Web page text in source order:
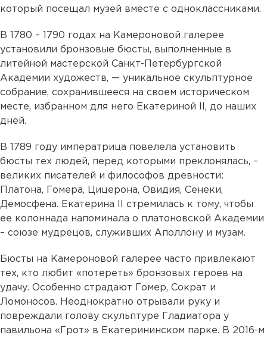
который посещал музей вместе с одноклассниками.
В 1780 – 1790 годах на Камероновой галерее
установили бронзовые бюсты, выполненные в
литейной мастерской Санкт-Петербургской
Академии художеств, — уникальное скульптурное
собрание, сохранившееся на своем историческом
месте, избранном для него Екатериной II, до наших
дней.
В 1789 году императрица повелела установить
бюсты тех людей, перед которыми преклонялась, –
великих писателей и философов древности:
Платона, Гомера, Цицерона, Овидия, Сенеки,
Демосфена. Екатерина II стремилась к тому, чтобы
ее колоннада напоминала о платоновской Академии
– союзе мудрецов, служивших Аполлону и музам.
Бюсты на Камероновой галерее часто привлекают
тех, кто любит «потереть» бронзовых героев на
удачу. Особенно страдают Гомер, Сократ и
Ломоносов. Неоднократно отрывали руку и
повреждали голову скульптуре Гладиатора у
павильона «Грот» в Екатерининском парке. В 2016-м